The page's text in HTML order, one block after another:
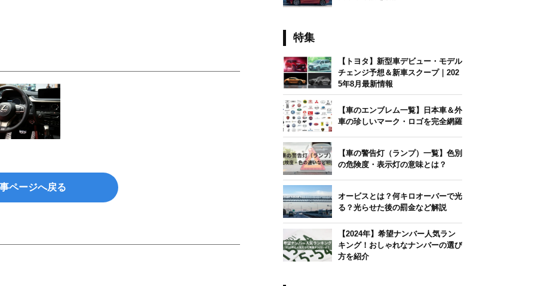
ページへ戻る
特集
【トヨタ】新型車デビュー・モデル
チェンジ予想＆新車スクープ｜202
5年8月最新情報
【車のエンブレム一覧】日本車＆外
車の珍しいマーク・ロゴを完全網羅
【車の警告灯（ランプ）一覧】色別
の危険度・表示灯の意味とは？
オービスとは？何キロオーバーで光
る？光らせた後の罰金など解説
【2024年】希望ナンバー人気ラン
キング！おしゃれなナンバーの選び
方を紹介